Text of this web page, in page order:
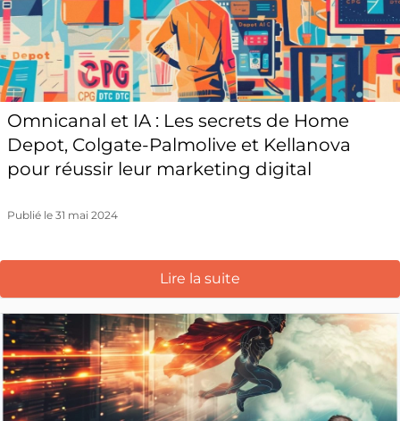
Omnicanal et IA : Les secrets de Home
Depot, Colgate-Palmolive et Kellanova
pour réussir leur marketing digital
Publié le 31 mai 2024
Lire la suite